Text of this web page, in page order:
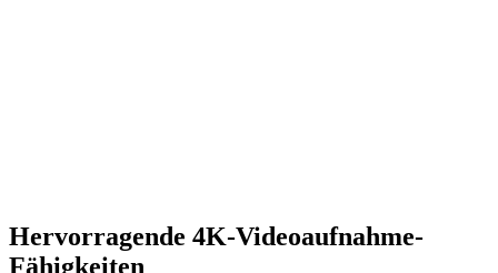
Hervorragende 4K-Videoaufnahme-
Fähigkeiten